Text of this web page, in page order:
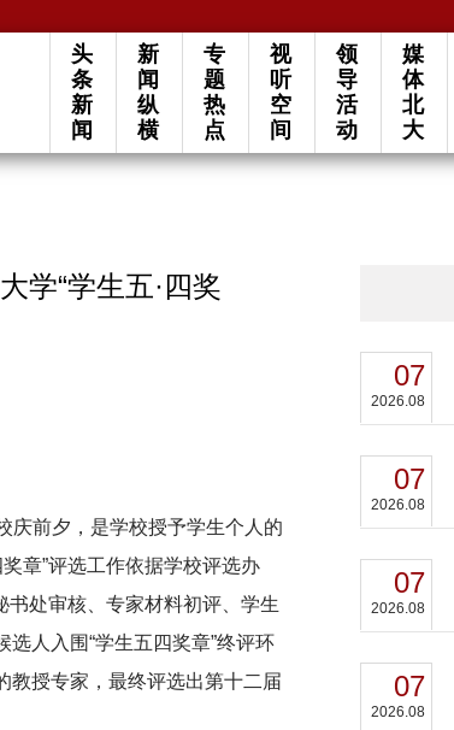
头
条
新
闻
新
闻
纵
横
专
题
热
点
视
听
空
间
领
导
活
动
媒
体
北
大
学“学生五·四奖
庆前夕，是学校授予学生个人的
章”评选工作依据学校评选办
处审核、专家材料初评、学生
人入围“学生五四奖章”终评环
教授专家，最终评选出第十二届
07
2026.08
07
2026.08
07
2026.08
07
2026.08